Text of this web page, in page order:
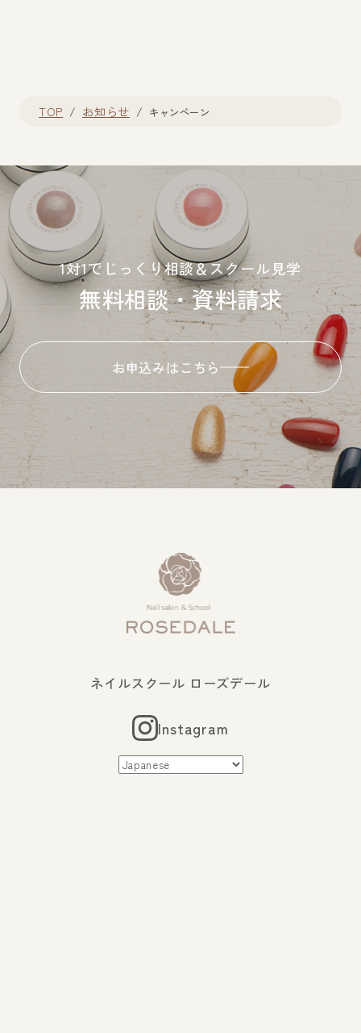
Instagram
ネイルサロンはこちら
CLOSE
TOP お知らせ キャンペーン
1対1でじっくり相談＆スクール見学
無料相談・資料請求
お申込みはこちら
ネイルスクール ローズデール
Instagram